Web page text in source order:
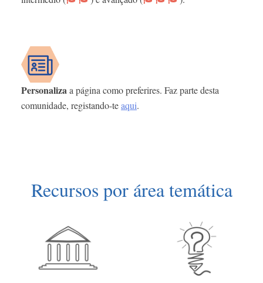
Personalizaa página como preferires. Faz parte desta
comunidade, registando-teaqui.
Recursos por área temática